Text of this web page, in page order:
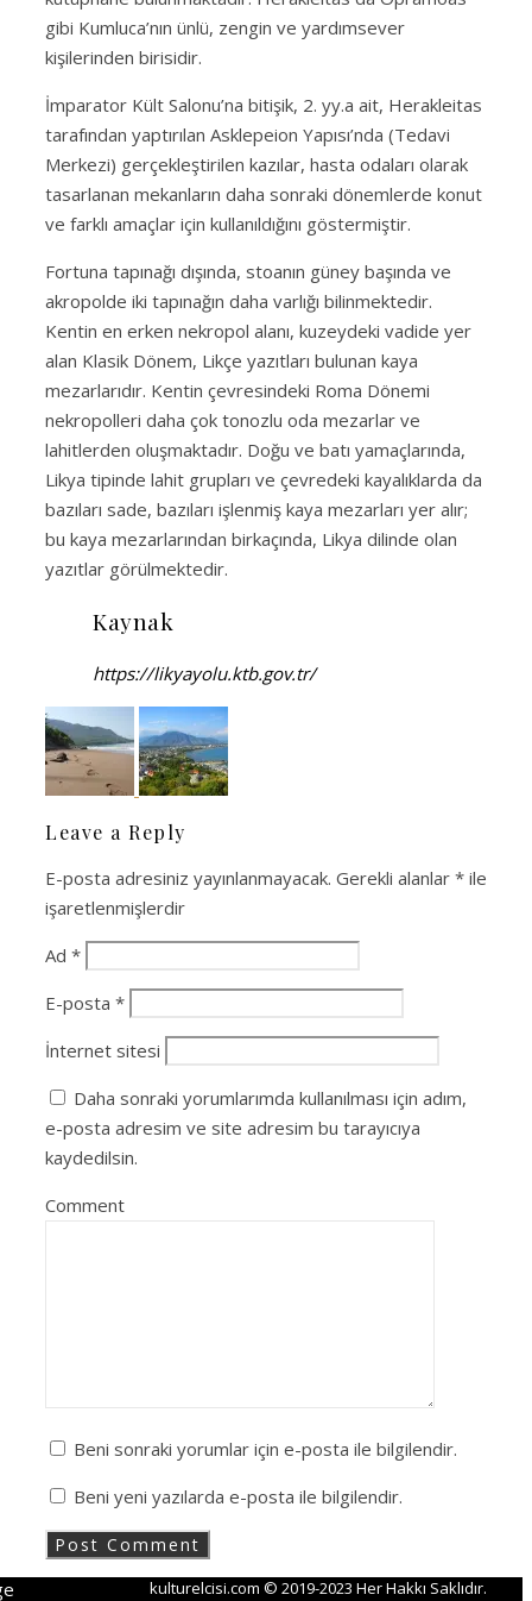
gibi Kumluca’nın ünlü, zengin ve yardımsever
kişilerinden birisidir.
İmparator Kült Salonu’na bitişik, 2. yy.a ait, Herakleitas
tarafından yaptırılan Asklepeion Yapısı’nda (Tedavi
Merkezi) gerçekleştirilen kazılar, hasta odaları olarak
tasarlanan mekanların daha sonraki dönemlerde konut
ve farklı amaçlar için kullanıldığını göstermiştir.
Fortuna tapınağı dışında, stoanın güney başında ve
akropolde iki tapınağın daha varlığı bilinmektedir.
Kentin en erken nekropol alanı, kuzeydeki vadide yer
alan Klasik Dönem, Likçe yazıtları bulunan kaya
mezarlarıdır. Kentin çevresindeki Roma Dönemi
nekropolleri daha çok tonozlu oda mezarlar ve
lahitlerden oluşmaktadır. Doğu ve batı yamaçlarında,
Likya tipinde lahit grupları ve çevredeki kayalıklarda da
bazıları sade, bazıları işlenmiş kaya mezarları yer alır;
bu kaya mezarlarından birkaçında, Likya dilinde olan
yazıtlar görülmektedir.
Kaynak
https://likyayolu.ktb.gov.tr/
Leave a Reply
E-posta adresiniz yayınlanmayacak. Gerekli alanlar * ile
işaretlenmişlerdir
Ad *
E-posta *
İnternet sitesi
Daha sonraki yorumlarımda kullanılması için adım,
e-posta adresim ve site adresim bu tarayıcıya
kaydedilsin.
Comment
Beni sonraki yorumlar için e-posta ile bilgilendir.
Beni yeni yazılarda e-posta ile bilgilendir.
kulturelcisi.com © 2019-2023 Her Hakkı Saklıdır.